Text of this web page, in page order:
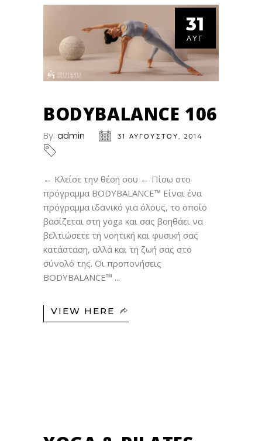
31
ΑΥΓ
BODYBALANCE 106
By: admin 31 ΑΥΓΟΎΣΤΟΥ, 2014
← Κλείσε την θέση σου ← Πίσω στο
πρόγραμμα BODYBALANCE™ Eίναι ένα
πρόγραμμα ιδανικό για όλους, το οποίο
βασίζεται στη yoga και σας βοηθάει να
βελτιώσετε τη νοητική και φυσική σας
κατάσταση, αλλά και τη ζωή σας στο
σύνολό της. Οι προπονήσεις
BODYBALANCE™
VIEW HERE